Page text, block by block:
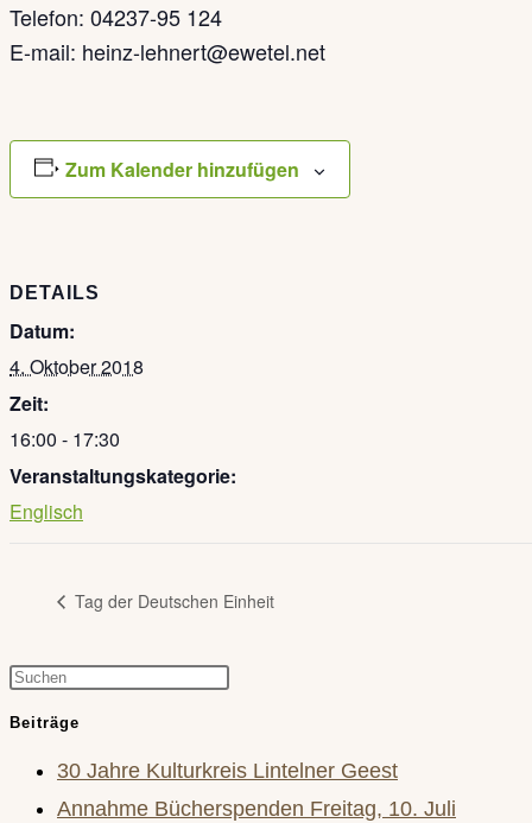
Telefon: 04237-95 124
E-mail: heinz-lehnert@ewetel.net
Zum Kalender hinzufügen
DETAILS
Datum:
4. Oktober 2018
Zeit:
16:00 - 17:30
Veranstaltungskategorie:
Englisch
Tag der Deutschen Einheit
Press
Beiträge
30 Jahre Kulturkreis Lintelner Geest
Annahme Bücherspenden Freitag, 10. Juli